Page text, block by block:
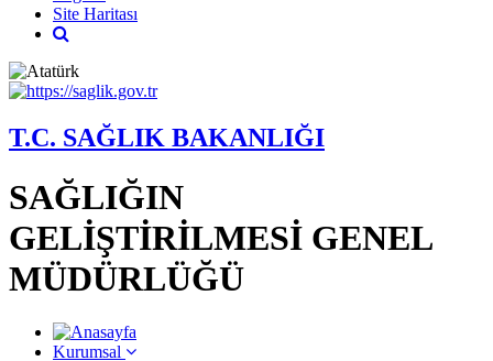
Site Haritası
T.C. SAĞLIK BAKANLIĞI
SAĞLIĞIN
GELİŞTİRİLMESİ GENEL
MÜDÜRLÜĞÜ
Kurumsal